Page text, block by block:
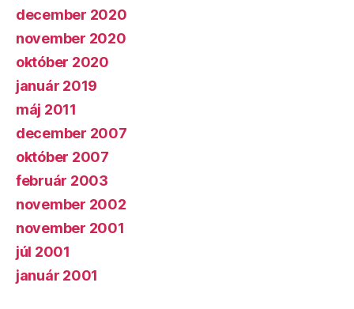
december 2020
november 2020
október 2020
január 2019
máj 2011
december 2007
október 2007
február 2003
november 2002
november 2001
júl 2001
január 2001